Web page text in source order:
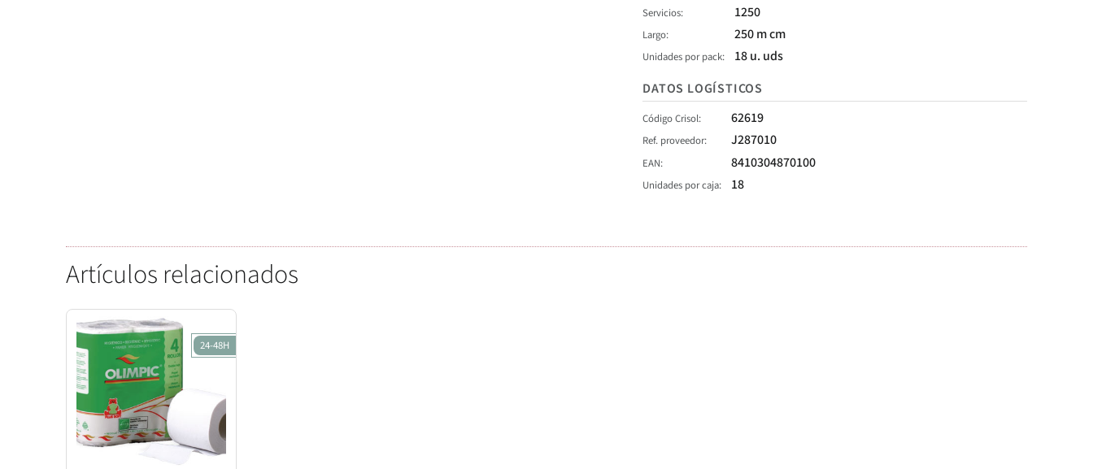
Servicios 1250
Largo 250 m cm
Unidades por pack
18 u. uds
DATOS LOGÍSTICOS
Código Crisol 62619
Ref. proveedor J287010
EAN 8410304870100
Unidades por caja 18
Artículos relacionados
24-48H